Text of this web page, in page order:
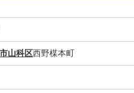
山科区西野楳本町